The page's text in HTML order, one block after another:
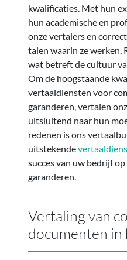
kwalificaties. Met hun
hun academische en
onze vertalers en
talen waarin ze werken,
wat betreft de cultuur
Om de hoogstaande
vertaaldiensten voor
garanderen, vertalen
uitsluitend naar hun
redenen is ons
uitstekende
succes van uw bedrijf
garanderen.
Vertaling van
documenten in